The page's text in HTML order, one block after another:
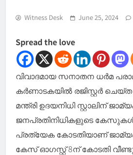
Witness Desk June 25, 2024
Spread the love
വിവാദമായ സനാതന ധര്‍മ
കര്‍ണാടകയില്‍ രജിസ്റ്റര്‍
മന്ത്രി ഉദയനിധി സ്റ്റാലിന്
ജനപ്രതിനിധികളുടെ
പ്രത്യേക കോടതിയാണ്
കേസ് ഓഗസ്റ്റ് 8ന് കോടതി